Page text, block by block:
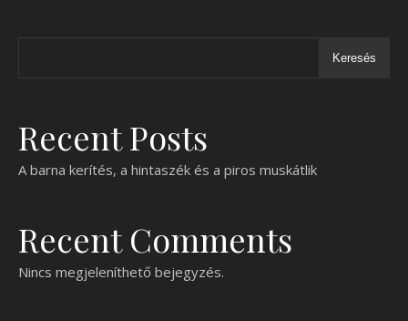
Keresés
Recent Posts
A barna kerítés, a hintaszék és a piros muskátlik
Recent Comments
Nincs megjeleníthető bejegyzés.